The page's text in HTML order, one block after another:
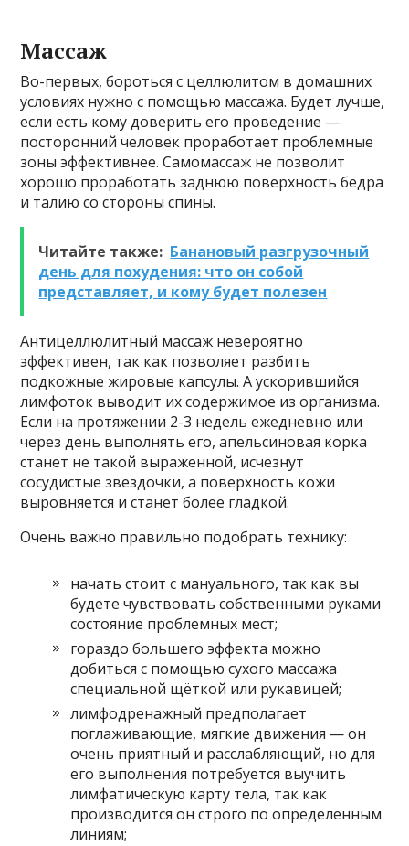
Массаж
Во-первых, бороться с целлюлитом в домашних
условиях нужно с помощью массажа. Будет лучше,
если есть кому доверить его проведение —
посторонний человек проработает проблемные
зоны эффективнее. Самомассаж не позволит
хорошо проработать заднюю поверхность бедра
и талию со стороны спины.
Читайте также: Банановый разгрузочный
день для похудения: что он собой
представляет, и кому будет полезен
Антицеллюлитный массаж невероятно
эффективен, так как позволяет разбить
подкожные жировые капсулы. А ускорившийся
лимфоток выводит их содержимое из организма.
Если на протяжении 2-3 недель ежедневно или
через день выполнять его, апельсиновая корка
станет не такой выраженной, исчезнут
сосудистые звёздочки, а поверхность кожи
выровняется и станет более гладкой.
Очень важно правильно подобрать технику:
начать стоит с мануального, так как вы
будете чувствовать собственными руками
состояние проблемных мест;
гораздо большего эффекта можно
добиться с помощью сухого массажа
специальной щёткой или рукавицей;
лимфодренажный предполагает
поглаживающие, мягкие движения — он
очень приятный и расслабляющий, но для
его выполнения потребуется выучить
лимфатическую карту тела, так как
производится он строго по определённым
линиям;